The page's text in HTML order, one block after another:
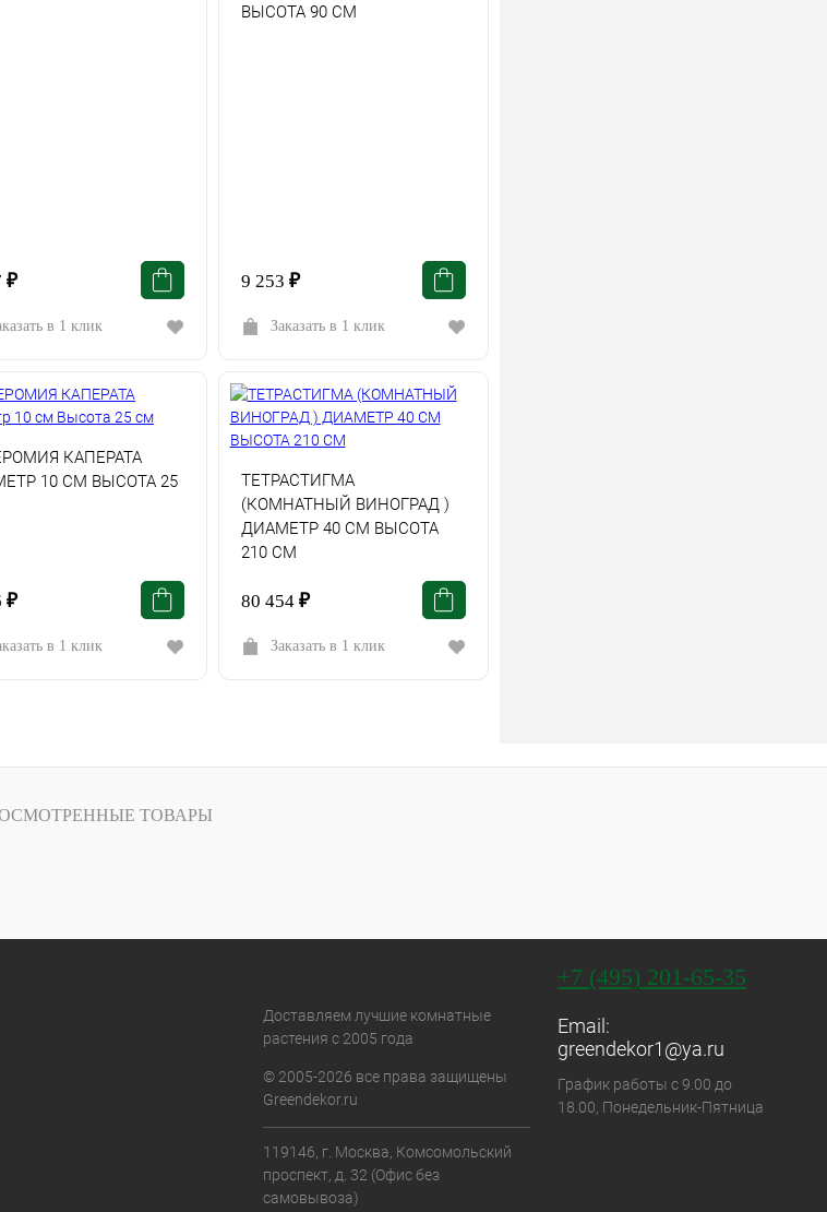
₽
в 1 клик
ВЫСОТА 90 СМ
9 253 ₽
Заказать в 1 клик
КАПЕРАТА
10 СМ ВЫСОТА 25
₽
в 1 клик
ТЕТРАСТИГМА
(КОМНАТНЫЙ ВИНОГРАД )
ДИАМЕТР 40 СМ ВЫСОТА
210 СМ
80 454 ₽
Заказать в 1 клик
ТОВАРЫ
Доставляем лучшие комнатные
растения с 2005 года
© 2005-2026 все права защищены
Greendekor.ru
119146, г. Москва, Комсомольский
проспект, д. 32 (Офис без
самовывоза)
+7 (495) 201-65-35
Email:
greendekor1@ya.ru
График работы с 9.00 до
18.00, Понедельник-Пятница